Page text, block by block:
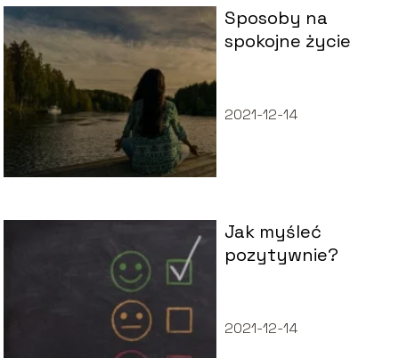
Sposoby na
spokojne życie
2021-12-14
Jak myśleć
pozytywnie?
2021-12-14